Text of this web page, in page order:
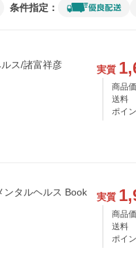
条件指定：
ス/諸富祥彦 実質
商品
送料
ポイ
ンタルヘルス Book 実質
商品
送料
ポイ